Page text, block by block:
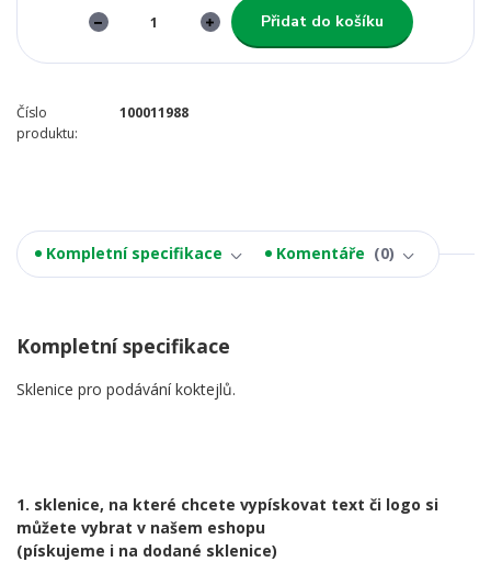
Přidat do košíku
Číslo
produktu:
100011988
Kompletní specifikace Komentáře 0
Kompletní specifikace
Sklenice pro podávání koktejlů.
1. sklenice, na které chcete vypískovat text či logo si
můžete vybrat v našem eshopu
(pískujeme i na dodané sklenice)